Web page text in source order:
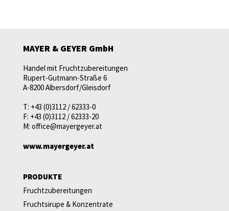
MAYER & GEYER GmbH
Handel mit Fruchtzubereitungen
Rupert-Gutmann-Straße 6
A-8200 Albersdorf/Gleisdorf
T: +43 (0)3112 / 62333-0
F: +43 (0)3112 / 62333-20
M: office@mayergeyer.at
www.mayergeyer.at
PRODUKTE
Fruchtzubereitungen
Fruchtsirupe & Konzentrate